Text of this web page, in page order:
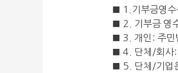
■ 1.기부금영수
■ 2. 기부금 영
■ 3. 개인: 주민
■ 4. 단체/회사:
■ 5. 단체/기업